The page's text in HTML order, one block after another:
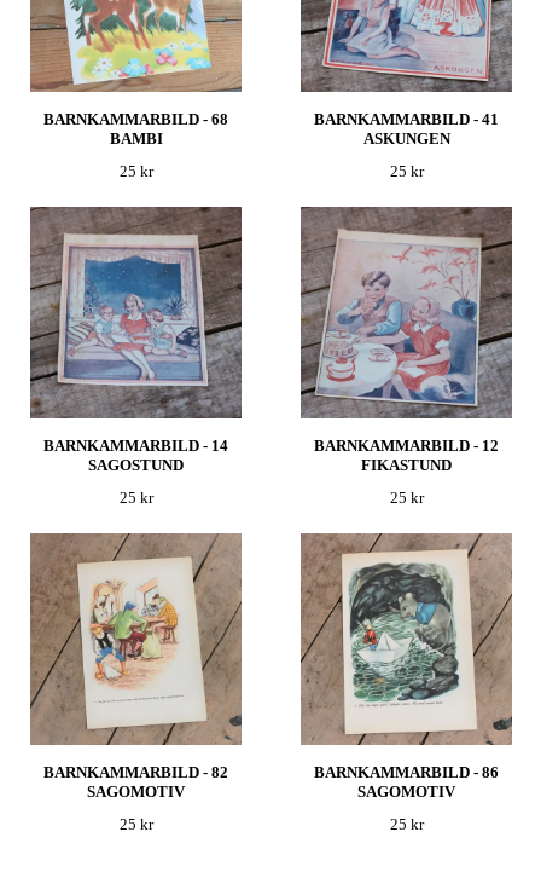
BARNKAMMARBILD - 68
BAMBI
25 kr
BARNKAMMARBILD - 41
ASKUNGEN
25 kr
BARNKAMMARBILD - 14
SAGOSTUND
25 kr
BARNKAMMARBILD - 12
FIKASTUND
25 kr
BARNKAMMARBILD - 82
SAGOMOTIV
25 kr
BARNKAMMARBILD - 86
SAGOMOTIV
25 kr